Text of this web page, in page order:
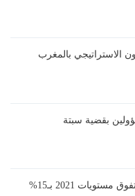
الاستراتيجي بالمغرب
بقضية سبتة
2021 بـ15%